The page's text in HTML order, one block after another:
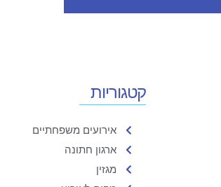
קטגוריות
אירועים משפחתיים
ארגון חתונה
מגזין